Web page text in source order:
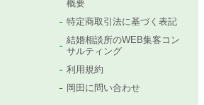
概要
特定商取引法に基づく表記
結婚相談所のWEB集客コン
サルティング
利用規約
岡田に問い合わせ